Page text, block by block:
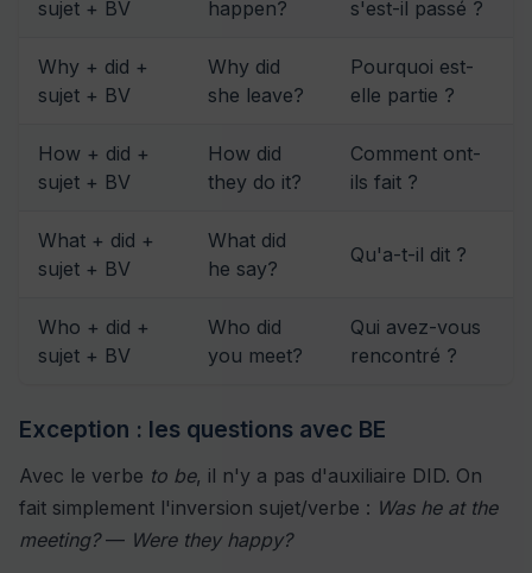
sujet + BV
happen?
s'est-il passé ?
Why + did +
sujet + BV
Why did
she leave?
Pourquoi est-
elle partie ?
How + did +
sujet + BV
How did
they do it?
Comment ont-
ils fait ?
What + did +
sujet + BV
What did
he say?
Qu'a-t-il dit ?
Who + did +
sujet + BV
Who did
you meet?
Qui avez-vous
rencontré ?
Exception : les questions avec BE
Avec le verbe to be, il n'y a pas d'auxiliaire DID. On
fait simplement l'inversion sujet/verbe : Was he at the
meeting?— Were they happy?